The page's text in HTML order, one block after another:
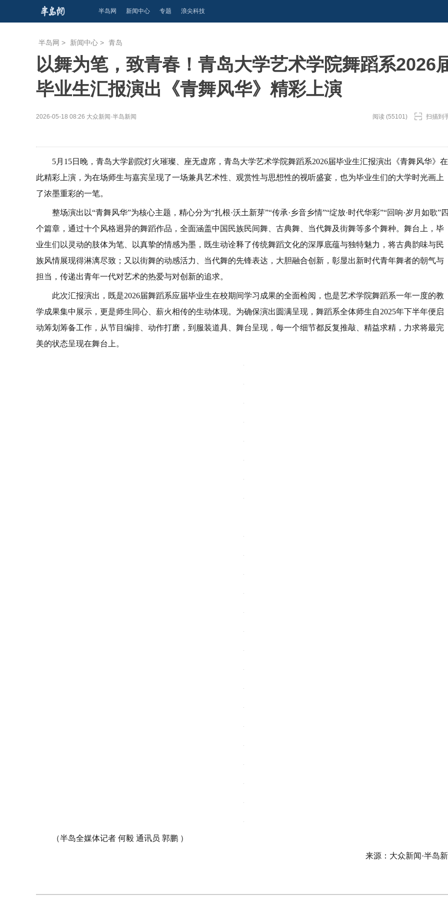
半岛网 新闻中心 专题 浪尖科技
半岛网 > 新闻中心 > 青岛
以舞为笔，致青春！青岛大学艺术学院舞蹈系2026
毕业生汇报演出《青舞风华》精彩上演
2026-05-18 08:26 大众新闻·半岛新闻 阅读 (55101) 扫描到
5月15日晚，青岛大学剧院灯火璀璨、座无虚席，青岛大学艺术学院舞蹈系2026届毕业生汇报演出《青舞风华》在
此精彩上演，为在场师生与嘉宾呈现了一场兼具艺术性、观赏性与思想性的视听盛宴，也为毕业生们的大学时光画上
了浓墨重彩的一笔。
整场演出以“青舞风华”为核心主题，精心分为“扎根·沃土新芽”“传承·乡音乡情”“绽放·时代华彩”“回响·岁月如歌”
个篇章，通过十个风格迥异的舞蹈作品，全面涵盖中国民族民间舞、古典舞、当代舞及街舞等多个舞种。舞台上，毕
业生们以灵动的肢体为笔、以真挚的情感为墨，既生动诠释了传统舞蹈文化的深厚底蕴与独特魅力，将古典韵味与民
族风情展现得淋漓尽致；又以街舞的动感活力、当代舞的先锋表达，大胆融合创新，彰显出新时代青年舞者的朝气与
担当，传递出青年一代对艺术的热爱与对创新的追求。
此次汇报演出，既是2026届舞蹈系应届毕业生在校期间学习成果的全面检阅，也是艺术学院舞蹈系一年一度的教
学成果集中展示，更是师生同心、薪火相传的生动体现。为确保演出圆满呈现，舞蹈系全体师生自2025年下半年便启
动筹划筹备工作，从节目编排、动作打磨，到服装道具、舞台呈现，每一个细节都反复推敲、精益求精，力求将最完
美的状态呈现在舞台上。
（半岛全媒体记者 何毅 通讯员 郭鹏 ）
来源：大众新闻·半岛